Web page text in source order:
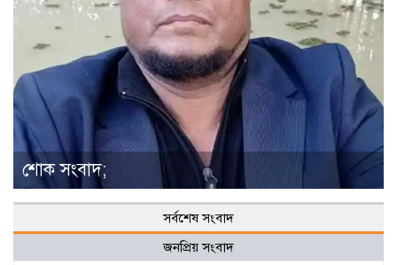
শোক সংবাদ;
সর্বশেষ সংবাদ
জনপ্রিয় সংবাদ